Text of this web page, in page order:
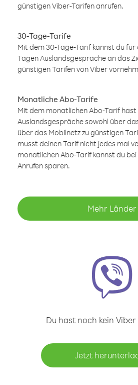
günstigen Viber-Tarifen anrufen.
30-Tage-Tarife
Mit dem 30-Tage-Tarif kannst du für
Tagen Auslandsgespräche an das
günstigen Tarifen von Viber
Monatliche Abo-Tarife
Mit dem monatlichen Abo-Tarif
Auslandsgespräche sowohl über
über das Mobilnetz zu günstigen
musst deinen Tarif nicht jedes mal
monatlichen Abo-Tarif kannst du
Anrufen sparen.
Mehr Länder
Du hast noch kein
Jetzt